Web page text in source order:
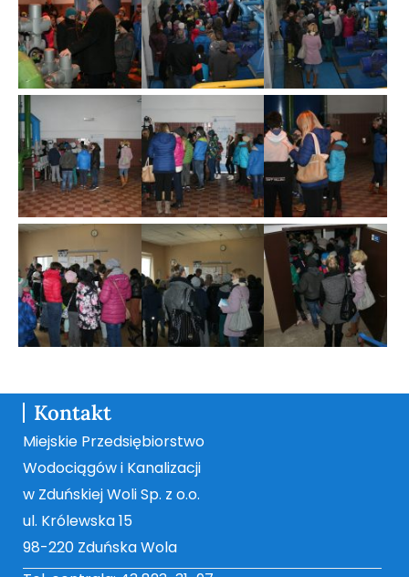
Kontakt
Miejskie Przedsiębiorstwo
Wodociągów i Kanalizacji
w Zduńskiej Woli Sp. z o.o.
ul. Królewska 15
98-220 Zduńska Wola